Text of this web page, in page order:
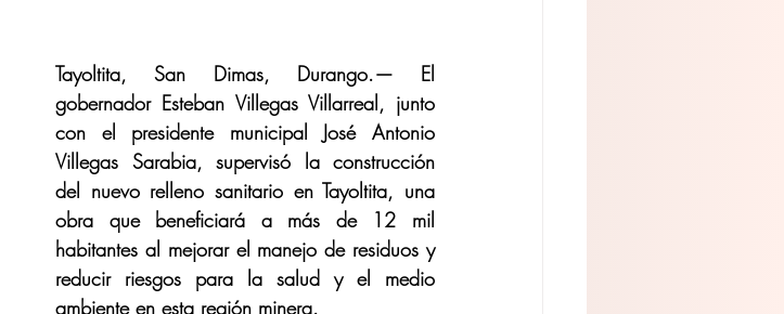
Tayoltita, San Dimas, Durango.— El
gobernador Esteban Villegas Villarreal, junto
con el presidente municipal José Antonio
Villegas Sarabia, supervisó la construcción
del nuevo relleno sanitario en Tayoltita, una
obra que beneficiará a más de 12 mil
habitantes al mejorar el manejo de residuos y
reducir riesgos para la salud y el medio
ambiente en esta región minera.